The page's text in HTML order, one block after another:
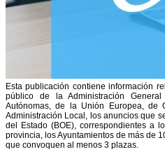
Esta publicación contiene información
público de la Administración
Autónomas, de la Unión Europea, de
Administración Local, los anuncios que
del Estado (BOE), correspondientes a
provincia, los Ayuntamientos de más de
que convoquen al menos 3 plazas.